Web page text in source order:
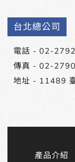
台北總公司
電話 - 02-
傳真 - 02-
地址 - 11489
產品介紹